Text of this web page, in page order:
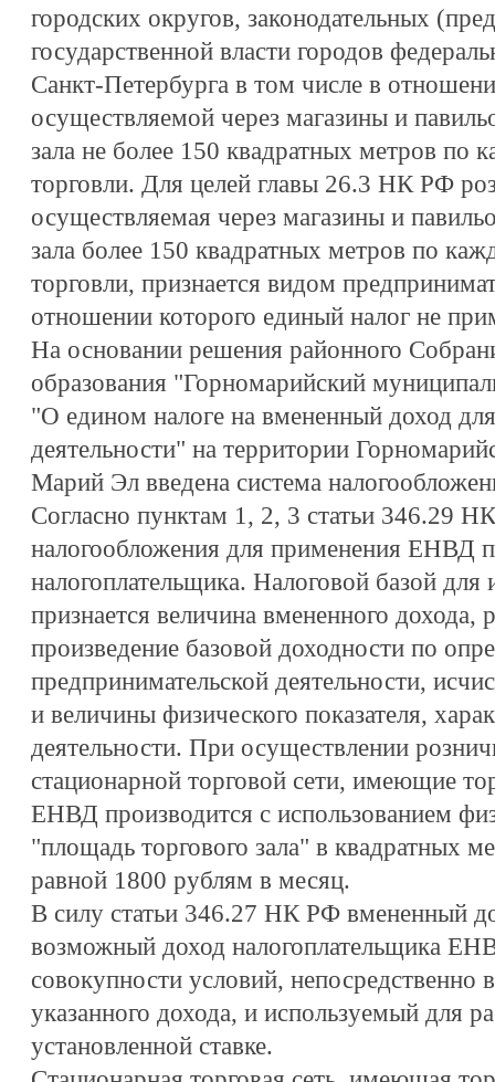
городских округов, законодательных
государственной власти городов
Санкт-Петербурга в том числе в
осуществляемой через магазины и
зала не более 150 квадратных метров по
торговли. Для целей главы 26.3 НК РФ
осуществляемая через магазины и
зала более 150 квадратных метров по
торговли, признается видом
отношении которого единый налог не
На основании решения районного
образования "Горномарийский
"О едином налоге на вмененный доход
деятельности" на территории
Марий Эл введена система
Согласно пунктам 1, 2, 3 статьи 346.29
налогообложения для применения ЕНВД
налогоплательщика. Налоговой базой
признается величина вмененного дохода,
произведение базовой доходности по
предпринимательской деятельности,
и величины физического показателя,
деятельности. При осуществлении
стационарной торговой сети, имеющие
ЕНВД производится с использованием
"площадь торгового зала" в квадратных
равной 1800 рублям в месяц.
В силу статьи 346.27 НК РФ вмененный
возможный доход налогоплательщика
совокупности условий,
указанного дохода, и используемый для
установленной ставке.